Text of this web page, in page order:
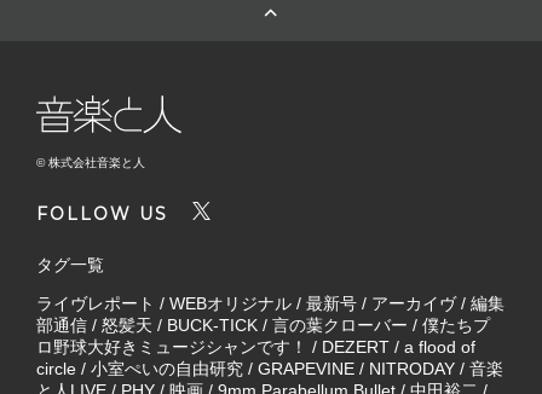
© 株式会社音楽と人
FOLLOW US
タグ一覧
ライヴレポート / WEBオリジナル / 最新号 / アーカイヴ/ 編集
部通信 / 怒髪天 / BUCK-TICK / 言の葉クローバー / 僕たちプ
ロ野球大好きミュージシャンです！
/ DEZERT / a flood of
circle / 小室ぺいの自由研究 / GRAPEVINE / NITRODAY / 音楽